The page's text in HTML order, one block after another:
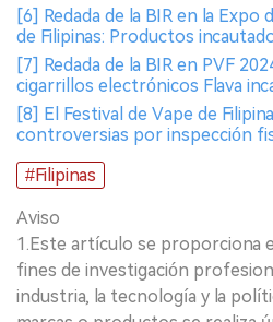
[6] Redada de la BIR en la
de Filipinas: Productos
[7] Redada de la BIR en PVF
cigarrillos electrónicos Flava
[8] El Festival de Vape de
controversias por inspección
#Filipinas
Aviso
1.Este artículo se proporciona
fines de investigación
industria, la tecnología y la